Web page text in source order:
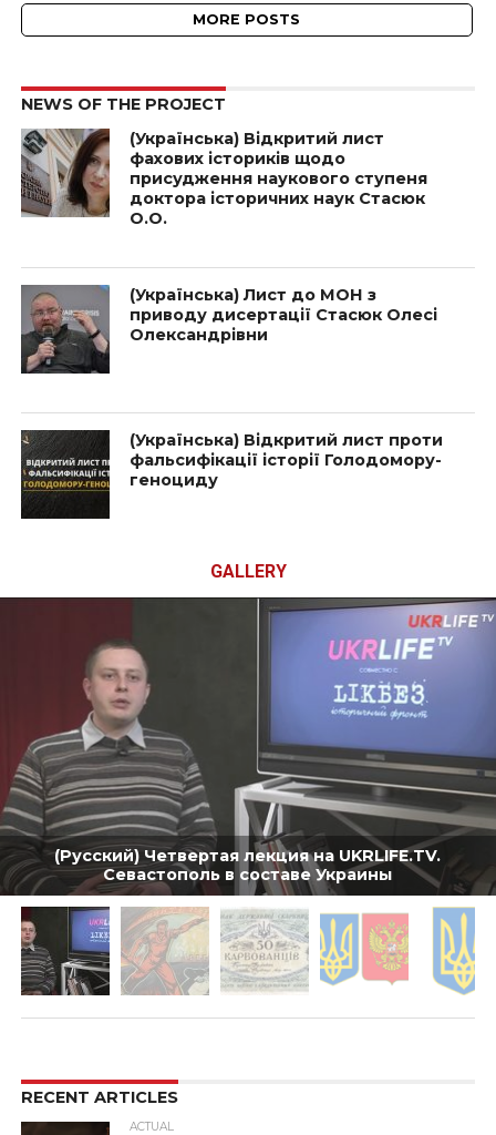
MORE POSTS
NEWS OF THE PROJECT
(Українська) Відкритий лист
фахових істориків щодо
присудження наукового ступеня
доктора історичних наук Стасюк
О.О.
(Українська) Лист до МОН з
приводу дисертації Стасюк Олесі
Олександрівни
(Українська) Відкритий лист проти
фальсифікації історії Голодомору-
геноциду
GALLERY
(Русский) Четвертая лекция на UKRLIFE.TV.
Севастополь в составе Украины
RECENT ARTICLES
ACTUAL